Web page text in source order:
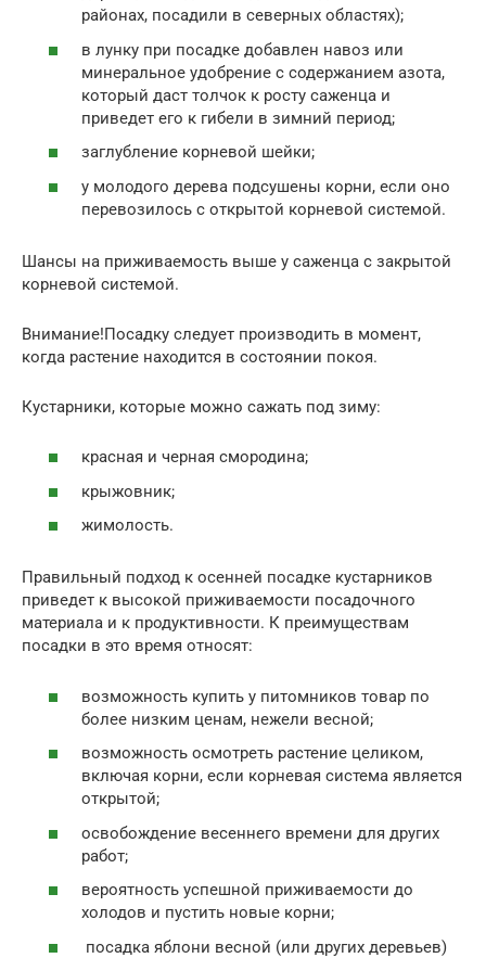
районах, посадили в северных областях);
в лунку при посадке добавлен навоз или
минеральное удобрение с содержанием азота,
который даст толчок к росту саженца и
приведет его к гибели в зимний период;
заглубление корневой шейки;
у молодого дерева подсушены корни, если оно
перевозилось с открытой корневой системой.
Шансы на приживаемость выше у саженца с закрытой
корневой системой.
Внимание!Посадку следует производить в момент,
когда растение находится в состоянии покоя.
Кустарники, которые можно сажать под зиму:
красная и черная смородина;
крыжовник;
жимолость.
Правильный подход к осенней посадке кустарников
приведет к высокой приживаемости посадочного
материала и к продуктивности. К преимуществам
посадки в это время относят:
возможность купить у питомников товар по
более низким ценам, нежели весной;
возможность осмотреть растение целиком,
включая корни, если корневая система является
открытой;
освобождение весеннего времени для других
работ;
вероятность успешной приживаемости до
холодов и пустить новые корни;
посадка яблони весной (или других деревьев)